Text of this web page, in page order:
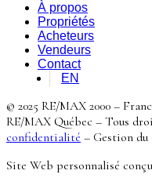
À propos
Propriétés
Acheteurs
Vendeurs
Contact
EN
© 2025 RE/MAX 2000 –
RE/MAX Québec – Tous
confidentialité – Gestion du
Site Web personnalisé